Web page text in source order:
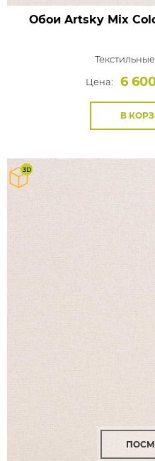
Обои Artsky Mix
Текстильные,
Цена:
6
В